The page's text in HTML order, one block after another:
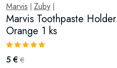
Marvis Zuby
Marvis Toothpaste
Orange 1 ks
5 € €